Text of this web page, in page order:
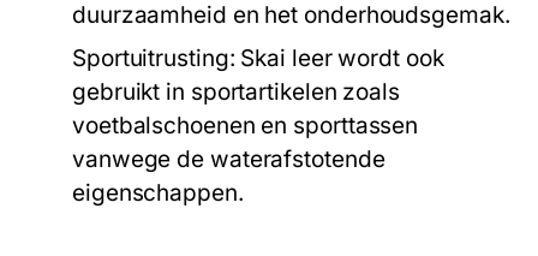
duurzaamheid en het onderhoudsgemak.
Sportuitrusting: Skai leer wordt ook
gebruikt in sportartikelen zoals
voetbalschoenen en sporttassen
vanwege de waterafstotende
eigenschappen.